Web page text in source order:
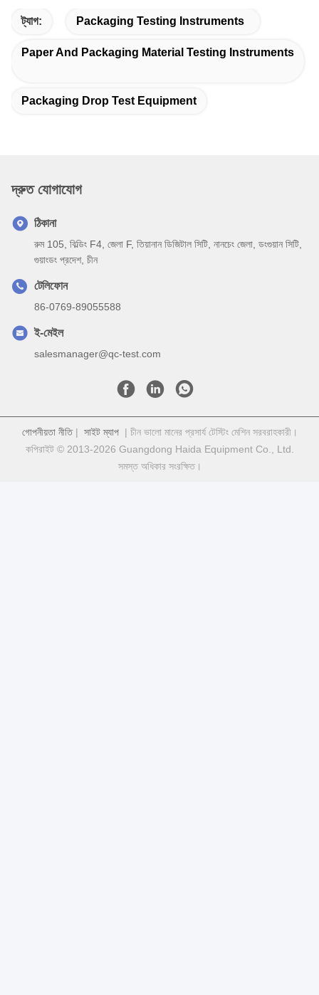
ট্যাগ: Packaging Testing Instruments
Paper And Packaging Material Testing Instruments
Packaging Drop Test Equipment
দ্রুত যোগাযোগ
ঠিকানা
রুম 105, বিল্ডিং F4, জেলা F, তিয়ানান ডিজিটাল সিটি, নানচেং জেলা, ডংগুয়ান সিটি,
গুয়াংডং প্রদেশ, চীন
টেলিফোন
86-0769-89055588
ই-মেইল
salesmanager@qc-test.com
গোপনীয়তা নীতি| সাইট ম্যাপ| চীন ভালো মানের প্রসার্য টেস্টিং মেশিন সরবরাহকারী।
কপিরাইট © 2013-2026 Guangdong Haida Equipment Co., Ltd.
সমস্ত অধিকার সংরক্ষিত।